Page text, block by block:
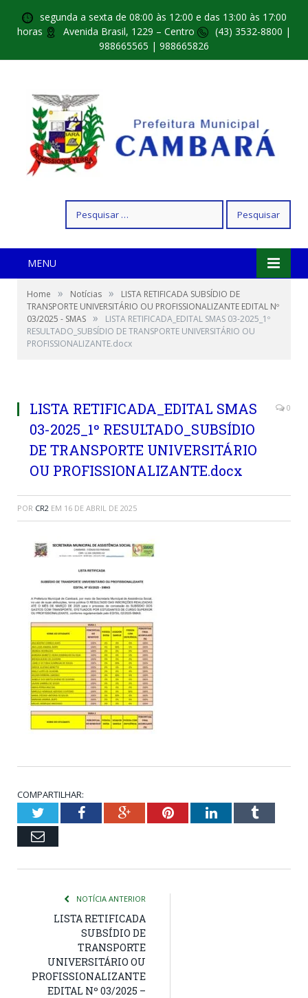
segunda a sexta de 08:00 às 12:00 e das 13:00 às 17:00
horas
Avenida Brasil, 1229 – Centro
(43) 3532-8800 |
988665565 | 988665826
por:
MENU
Home » Notícias »
LISTA RETIFICADA SUBSÍDIO DE
TRANSPORTE UNIVERSITÁRIO OU PROFISSIONALIZANTE EDITAL Nº
03/2025 - SMAS »
LISTA RETIFICADA_EDITAL SMAS 03-2025_1º
RESULTADO_SUBSÍDIO DE TRANSPORTE UNIVERSITÁRIO OU
PROFISSIONALIZANTE.docx
LISTA RETIFICADA_EDITAL SMAS
03-2025_1º RESULTADO_SUBSÍDIO
DE TRANSPORTE UNIVERSITÁRIO
OU PROFISSIONALIZANTE.docx
0
POR CR2 EM 16 DE ABRIL DE 2025
COMPARTILHAR:
TwitterFacebookGoogle+PinterestLinkedInTumblr
Email
NOTÍCIA ANTERIOR
LISTA RETIFICADA
SUBSÍDIO DE
TRANSPORTE
UNIVERSITÁRIO OU
PROFISSIONALIZANTE
EDITAL Nº 03/2025 –